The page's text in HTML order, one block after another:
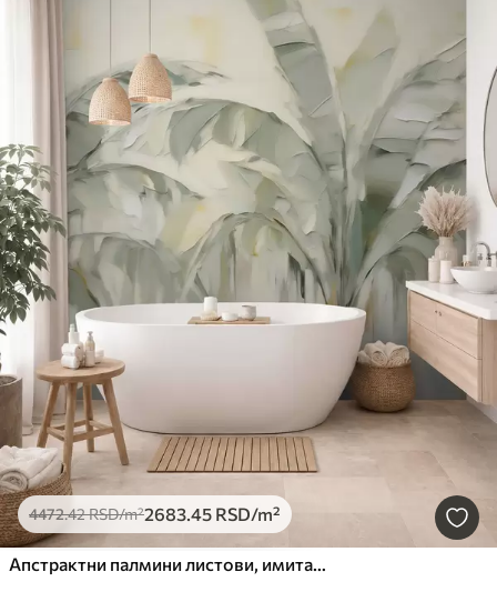
4472.42RSD/m²2683.45 RSD/m²
Апстрактни палмини листови, имитација слике